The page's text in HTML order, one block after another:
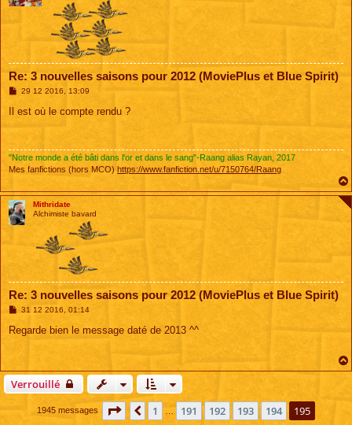
Re: 3 nouvelles saisons pour 2012 (MoviePlus et Blue Spirit)
M
s
29 12 2016, 13:09
Il est où le compte rendu ?
"Notre monde a été bâti dans l'or et dans le sang"-Raang alias Rayan, 2017
Mes fanfictions (hors MCO) https://www.fanfiction.net/u/7150764/Raang
Mithridate
Alchimiste bavard
Re: 3 nouvelles saisons pour 2012 (MoviePlus et Blue Spirit)
M
s
31 12 2016, 01:14
Regarde bien le message daté de 2013 ^^
Verrouillé
1945 messages Page 195 sur195
Précédente
1 191 192 193 194 195